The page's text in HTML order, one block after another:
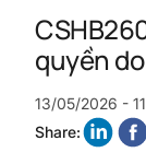
quyền
13/05/2026 -
Share: